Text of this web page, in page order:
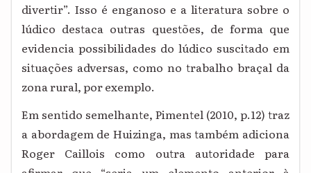
divertir”. Isso é enganoso e a literatura sobre o
lúdico destaca outras questões, de forma que
evidencia possibilidades do lúdico suscitado em
situações adversas, como no trabalho braçal da
zona rural, por exemplo.
Em sentido semelhante, Pimentel (2010, p.12) traz
a abordagem de Huizinga, mas também adiciona
Roger Caillois como outra autoridade para